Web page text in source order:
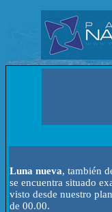
Luna nueva, también
se encuentra situado
visto desde nuestro
de 00.00.